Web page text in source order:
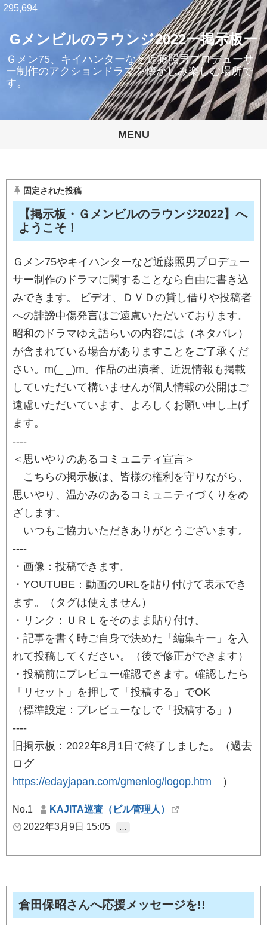
Gメンビルのラウンジ2022ー掲示板ー
Ｇメン75、キイハンターなど近藤照男プロデューサ
ー制作のアクションドラマを懐かしみ楽しむ場所で
す。
MENU
295,694
固定された投稿
【掲示板・Ｇメンビルのラウンジ2022】へ
ようこそ！
Ｇメン75やキイハンターなど近藤照男プロデュー
サー制作のドラマに関することなら自由に書き込
みできます。 ビデオ、ＤＶＤの貸し借りや投稿者
への誹謗中傷発言はご遠慮いただいております。
昭和のドラマゆえ語らいの内容には（ネタバレ）
が含まれている場合がありますことをご了承くだ
さい。m(_ _)m。作品の出演者、近況情報も掲載
していただいて構いませんが個人情報の公開はご
遠慮いただいています。よろしくお願い申し上げ
ます。
----
＜思いやりのあるコミュニティ宣言＞
こちらの掲示板は、皆様の権利を守りながら、
思いやり、温かみのあるコミュニティづくりをめ
ざします。
いつもご協力いただきありがとうございます。
----
・画像：投稿できます。
・YOUTUBE：動画のURLを貼り付けて表示でき
ます。（タグは使えません）
・リンク：ＵＲＬをそのまま貼り付け。
・記事を書く時ご自身で決めた「編集キー」を入
れて投稿してください。（後で修正ができます）
・投稿前にプレビュー確認できます。確認したら
「リセット」を押して「投稿する」でOK
（標準設定：プレビューなしで「投稿する」）
----
旧掲示板：2022年8月1日で終了しました。（過去
ログ
https://edayjapan.com/gmenlog/logop.htm ）
No.1
KAJITA巡査（ビル管理人）
2022年3月9日 15:05
倉田保昭さんへ応援メッセージを!!